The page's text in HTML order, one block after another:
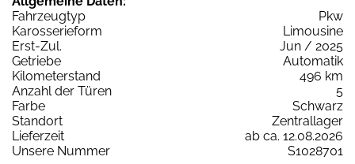
Fahrzeugtyp
Pkw
Karosserieform
Limousine
Erst-Zul.
Jun / 2025
Getriebe
Automatik
Kilometerstand
496 km
Anzahl der Türen
5
Farbe
Schwarz
Standort
Zentrallager
Lieferzeit
ab ca. 12.08.2026
Unsere Nummer
S1028701